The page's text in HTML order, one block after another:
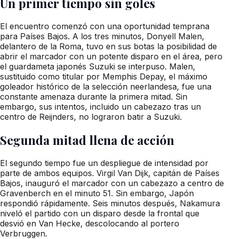
El encuentro comenzó con una oportunidad temprana
para Países Bajos. A los tres minutos, Donyell Malen,
delantero de la Roma, tuvo en sus botas la posibilidad de
abrir el marcador con un potente disparo en el área, pero
el guardameta japonés Suzuki se interpuso. Malen,
sustituido como titular por Memphis Depay, el máximo
goleador histórico de la selección neerlandesa, fue una
constante amenaza durante la primera mitad. Sin
embargo, sus intentos, incluido un cabezazo tras un
centro de Reijnders, no lograron batir a Suzuki.
Segunda mitad llena de acción
El segundo tiempo fue un despliegue de intensidad por
parte de ambos equipos. Virgil Van Dijk, capitán de Países
Bajos, inauguró el marcador con un cabezazo a centro de
Gravenberch en el minuto 51. Sin embargo, Japón
respondió rápidamente. Seis minutos después, Nakamura
niveló el partido con un disparo desde la frontal que
desvió en Van Hecke, descolocando al portero
Verbruggen.